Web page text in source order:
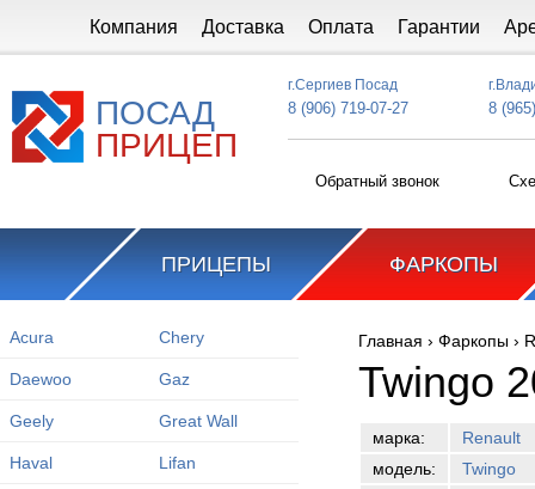
Компания Доставка Оплата Гарантии
ПОСАД
ПРИЦЕП
г.Сергиев Посад
8 (906) 719-07-27 8
Обратный звонок
ПРИЦЕПЫ ФАРКОПЫ
Acura Chery
Daewoo Gaz
Geely Great Wall
Haval Lifan
Вы здесь
Главная › Фаркопы ›
Twingo
марка:
Renault
модель:
Twingo